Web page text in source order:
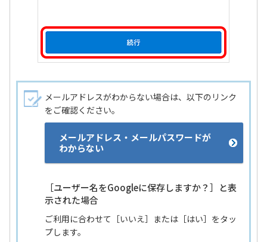
メールアドレスがわからない場合は、以下のリンク
をご確認ください。
メールアドレス・メールパスワードが
わからない
［ユーザー名をGoogleに保存しますか？］と表
示された場合
ご利用に合わせて［いいえ］または［はい］をタッ
プします。